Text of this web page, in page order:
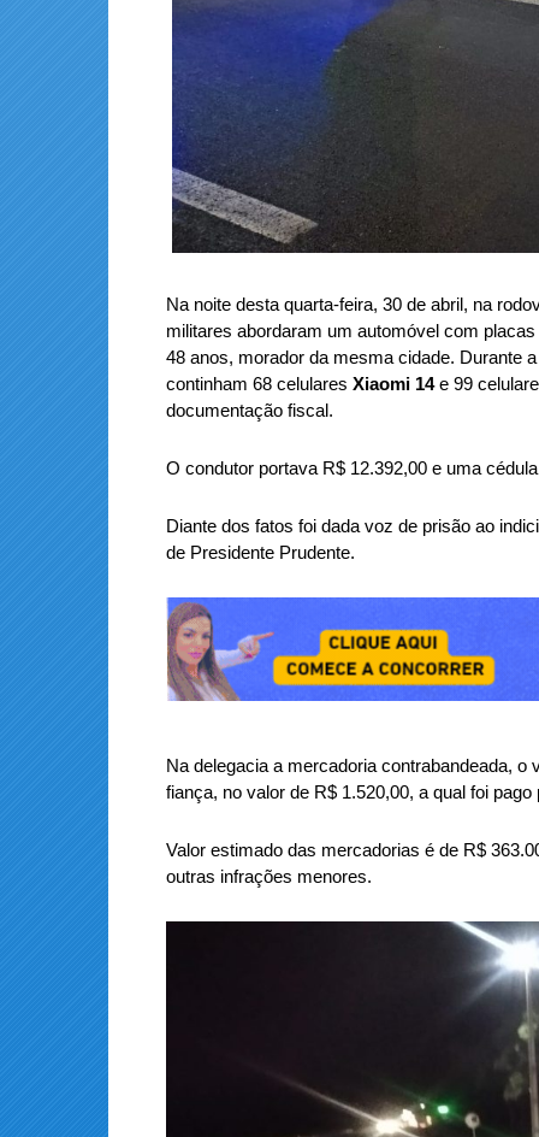
Na noite desta quarta-feira, 30 de abril, na
militares abordaram um automóvel com
48 anos, morador da mesma cidade. Durante
continham 68 celulares Xiaomi 14e 99
documentação fiscal.
O condutor portava R$ 12.392,00 e uma
Diante dos fatos foi dada voz de prisão ao
de Presidente Prudente.
Na delegacia a mercadoria contrabandeada,
fiança, no valor de R$ 1.520,00, a qual foi
Valor estimado das mercadorias é de R$
outras infrações menores.